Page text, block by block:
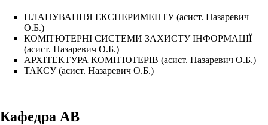
ПЛАНУВАННЯ ЕКСПЕРИМЕНТУ(асист. Назаревич
О.Б.)
КОМП'ЮТЕРНІ СИСТЕМИ ЗАХИСТУ ІНФОРМАЦІЇ
(асист. Назаревич О.Б.)
АРХІТЕКТУРА КОМП'ЮТЕРІВ (асист. Назаревич О.Б.)
ТАКСУ(асист. Назаревич О.Б.)
Кафедра АВ